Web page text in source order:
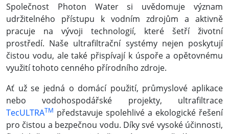
Společnost Photon Water si uvědomuje význam
udržitelného přístupu k vodním zdrojům a aktivně
pracuje na vývoji technologií, které šetří životní
prostředí. Naše ultrafiltrační systémy nejen poskytují
čistou vodu, ale také přispívají k úspoře a opětovnému
využití tohoto cenného přírodního zdroje.
Ať už se jedná o domácí použití, průmyslové aplikace
nebo vodohospodářské projekty, ultrafiltrace
TecULTRATM představuje spolehlivé a ekologické řešení
pro čistou a bezpečnou vodu. Díky své vysoké účinnosti,